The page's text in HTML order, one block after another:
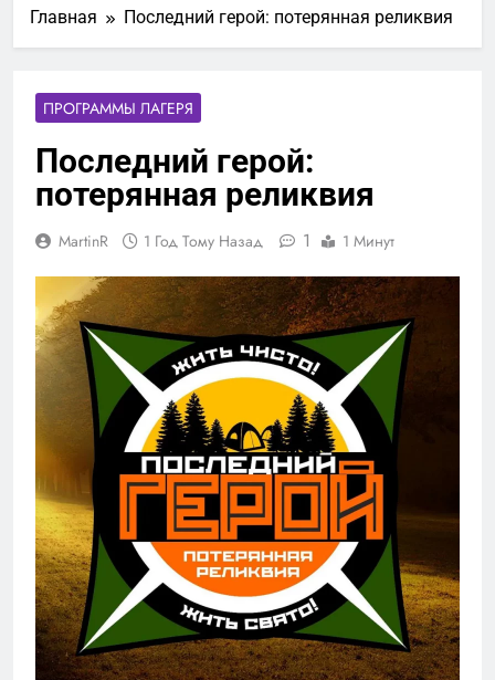
Главная Последний герой: потерянная реликвия
ПРОГРАММЫ ЛАГЕРЯ
Последний герой:
потерянная реликвия
MartinR 1 Год Тому Назад 1 1 Минут